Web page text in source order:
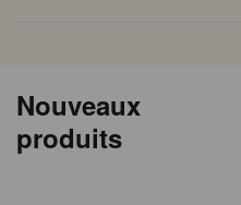
Nouveaux
produits